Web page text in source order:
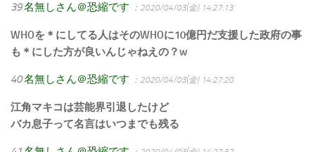
39名無しさん＠恐縮です ：2020/04/03(金) 14:27:13
WHOを＊にしてる人はそのWHOに10億円だ支援した政府の事
も＊にした方が良いんじゃねえの？w
40名無しさん＠恐縮です ：2020/04/03(金) 14:27:20
江角マキコは芸能界引退したけど
バカ息子って名言はいつまでも残る